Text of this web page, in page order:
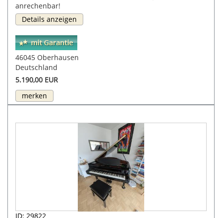
anrechenbar!
Details anzeigen
46045 Oberhausen
Deutschland
5.190,00 EUR
merken
ID: 29822